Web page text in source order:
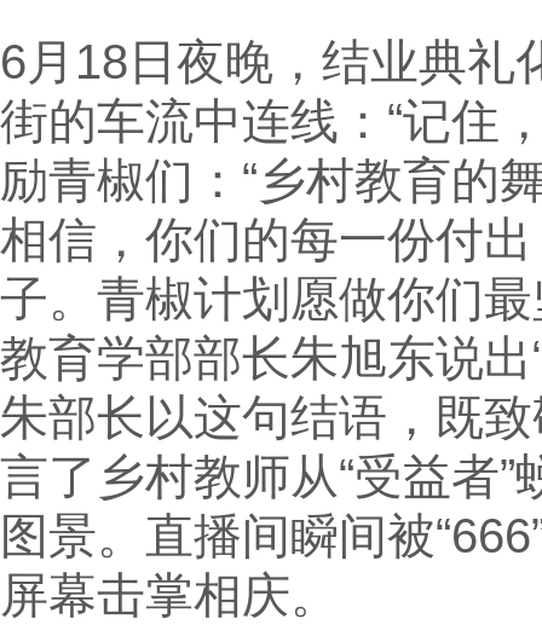
6月18日夜晚，结业典礼
街的车流中连线：“记住
励青椒们：“乡村教育的
相信，你们的每一份付
子。青椒计划愿做你们
教育学部部长朱旭东说
朱部长以这句结语，既
言了乡村教师从“受益者”
图景。直播间瞬间被
屏幕击掌相庆。